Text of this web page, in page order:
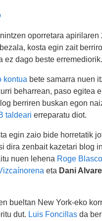
oporretara apirilaren
kosta egin zait
ez dago beste erremediorik.
kontua bete samarra nuen
beharrean, paso egitea
berriren buskan egon
taldeari erreparatu diot.
egin zaio bide horretatik
dira zenbait kazetari blog
nuen lehena Roge
eta Dani
bueltan New York-eko
dut. Luis Foncillas da